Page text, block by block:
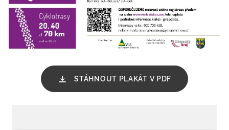
STÁHNOUT PLAKÁT V PDF